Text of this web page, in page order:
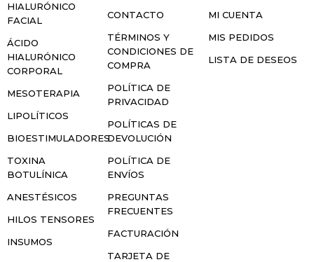
HIALURÓNICO
FACIAL
ÁCIDO
HIALURÓNICO
CORPORAL
MESOTERAPIA
LIPOLÍTICOS
BIOESTIMULADORES
TOXINA
BOTULÍNICA
ANESTÉSICOS
HILOS TENSORES
INSUMOS
CONTACTO
TÉRMINOS Y
CONDICIONES DE
COMPRA
POLÍTICA DE
PRIVACIDAD
POLÍTICAS DE
DEVOLUCIÓN
POLÍTICA DE
ENVÍOS
PREGUNTAS
FRECUENTES
FACTURACIÓN
TARJETA DE
MI CUENTA
MIS PEDIDOS
LISTA DE DESEOS